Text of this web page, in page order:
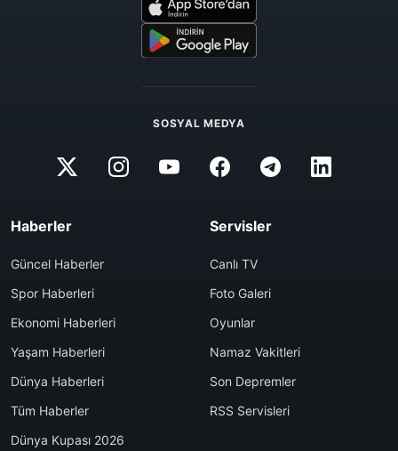
SOSYAL MEDYA
Haberler
Güncel Haberler
Spor Haberleri
Ekonomi Haberleri
Yaşam Haberleri
Dünya Haberleri
Tüm Haberler
Dünya Kupası 2026
Servisler
Canlı TV
Foto Galeri
Oyunlar
Namaz Vakitleri
Son Depremler
RSS Servisleri